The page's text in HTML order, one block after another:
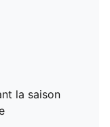
la saison